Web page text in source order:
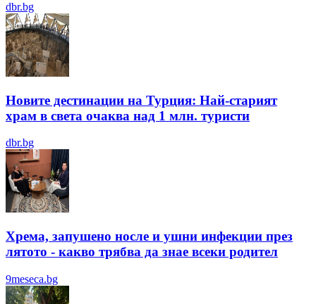
dbr.bg
Новите дестинации на Турция: Най-старият
храм в света очаква над 1 млн. туристи
dbr.bg
Хрема, запушено носле и ушни инфекции през
лятотo - какво трябва да знае всеки родител
9meseca.bg